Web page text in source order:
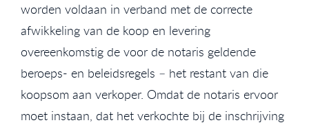
worden voldaan in verband met de correcte
afwikkeling van de koop en levering
overeenkomstig de voor de notaris geldende
beroeps- en beleidsregels – het restant van die
koopsom aan verkoper. Omdat de notaris ervoor
moet instaan, dat het verkochte bij de inschrijving